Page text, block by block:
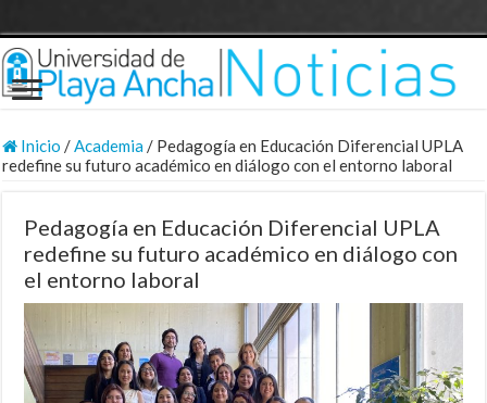
Inicio /Academia/ Pedagogía en Educación Diferencial UPLA
redefine su futuro académico en diálogo con el entorno laboral
Pedagogía en Educación Diferencial UPLA
redefine su futuro académico en diálogo con
el entorno laboral